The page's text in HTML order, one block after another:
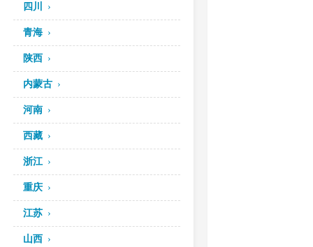
四川
青海
陕西
内蒙古
河南
西藏
浙江
重庆
江苏
山西